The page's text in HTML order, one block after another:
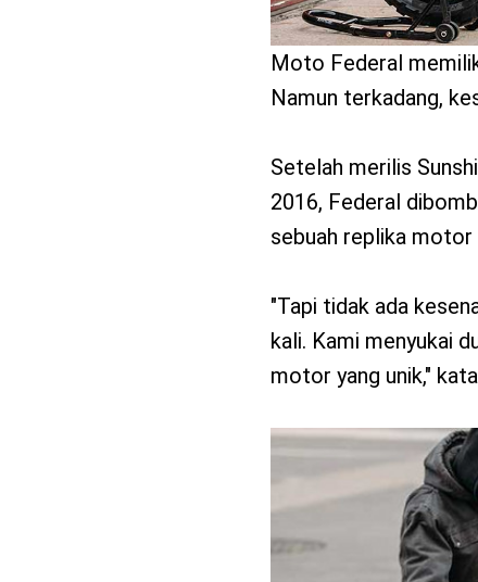
Moto Federal
Namun terkadang,
Setelah merilis
2016, Federal
sebuah replika
"Tapi tidak ada
kali. Kami menyukai
motor yang unik,"